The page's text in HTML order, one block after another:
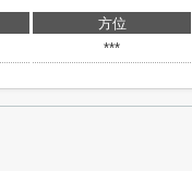
方位
***